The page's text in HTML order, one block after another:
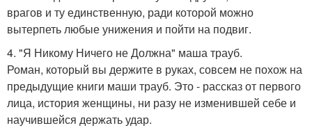
врагов и ту единственную, ради которой можно
вытерпеть любые унижения и пойти на подвиг.
4. "Я Никому Ничего не Должна" маша трауб.
Роман, который вы держите в руках, совсем не похож на
предыдущие книги маши трауб. Это - рассказ от первого
лица, история женщины, ни разу не изменившей себе и
научившейся держать удар.